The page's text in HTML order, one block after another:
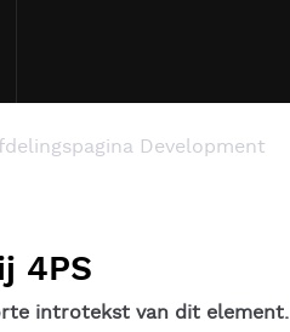
Development
4PS
introtekst van dit element.